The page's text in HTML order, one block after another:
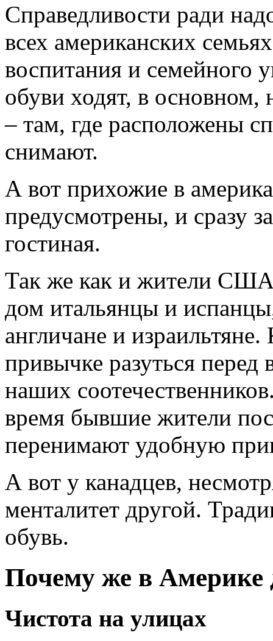
Справедливости ради
всех американских
воспитания и семейного
обуви ходят, в
– там, где расположены
снимают.
А вот прихожие в
предусмотрены, и сразу
гостиная.
Так же как и жители
дом итальянцы и
англичане и
привычке разуться
наших
время бывшие жители
перенимают удобную
А вот у канадцев,
менталитет другой.
обувь.
Почему же в Америке
Чистота на улицах